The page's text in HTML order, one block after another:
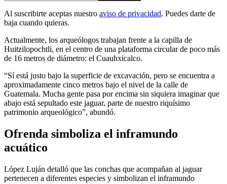
Al suscribirte aceptas nuestro aviso de privacidad. Puedes darte de
baja cuando quieras.
Actualmente, los arqueólogos trabajan frente a la capilla de
Huitzilopochtli, en el centro de una plataforma circular de poco más
de 16 metros de diámetro: el Cuauhxicalco.
“Sí está justo bajo la superficie de excavación, pero se encuentra a
aproximadamente cinco metros bajo el nivel de la calle de
Guatemala. Mucha gente pasa por encima sin siquiera imaginar que
abajo está sepultado este jaguar, parte de nuestro riquísimo
patrimonio arqueológico”, abundó.
Ofrenda simboliza el inframundo
acuático
López Luján detalló que las conchas que acompañan al jaguar
pertenecen a diferentes especies y simbolizan el inframundo